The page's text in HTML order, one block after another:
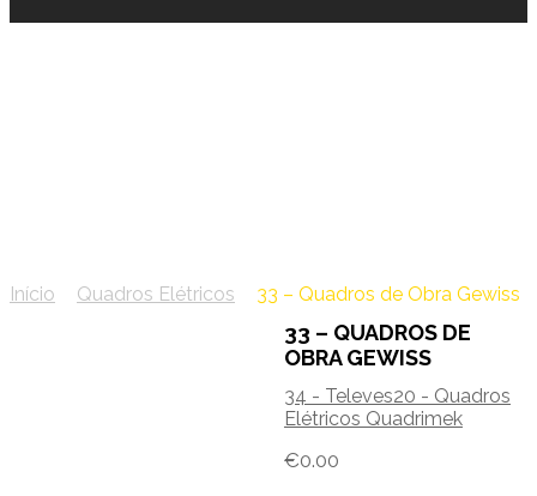
Início Quadros Elétricos 33 – Quadros de Obra Gewiss
33 – QUADROS DE
OBRA GEWISS
34 - Televes20 - Quadros
Elétricos Quadrimek
€0.00